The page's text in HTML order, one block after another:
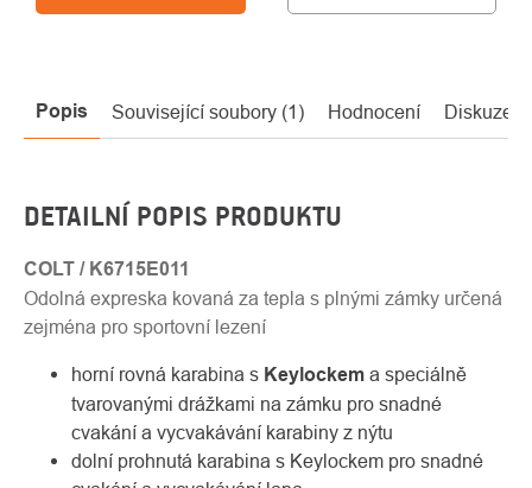
Popis Související soubory (1) Hodnocení Diskuze
DETAILNÍ POPIS PRODUKTU
COLT / K6715E011
Odolná expreska kovaná za tepla s plnými zámky určená
zejména pro sportovní lezení
horní rovná karabina s Keylockem a speciálně
tvarovanými drážkami na zámku pro snadné
cvakání a vycvakávání karabiny z nýtu
dolní prohnutá karabina s Keylockem pro snadné